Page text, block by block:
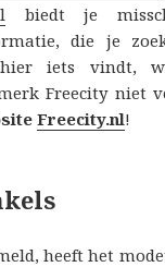
biedt je
die je
iets vindt,
Freecity niet
Freecity.nl!
heeft het